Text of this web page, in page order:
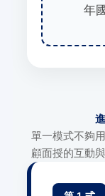
年
單一模式不夠
顧面授的互動